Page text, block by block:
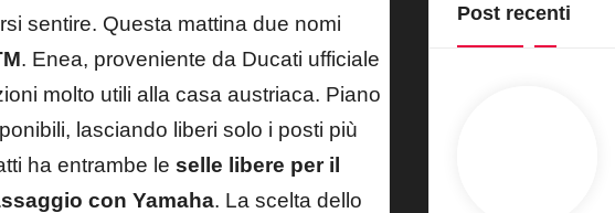
sentire. Questa mattina due nomi
. Enea, proveniente da Ducati ufficiale
molto utili alla casa austriaca. Piano
lasciando liberi solo i posti più
ha entrambe le selle libere per il
con Yamaha. La scelta dello
Post recenti